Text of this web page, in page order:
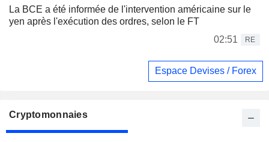
La BCE a été informée de l'intervention américaine sur le
yen après l'exécution des ordres, selon le FT
02:51
RE
Espace Devises / Forex
Cryptomonnaies